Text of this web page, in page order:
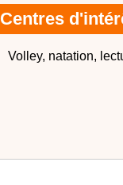
Centres
Volley, natation,